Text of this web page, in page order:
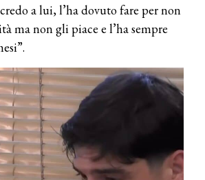
a lui, l’ha dovuto fare per non
ma non gli piace e l’ha sempre